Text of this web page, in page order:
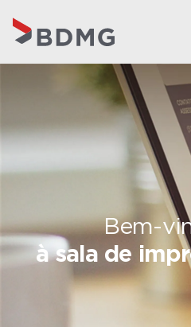
Bem-
à sala de